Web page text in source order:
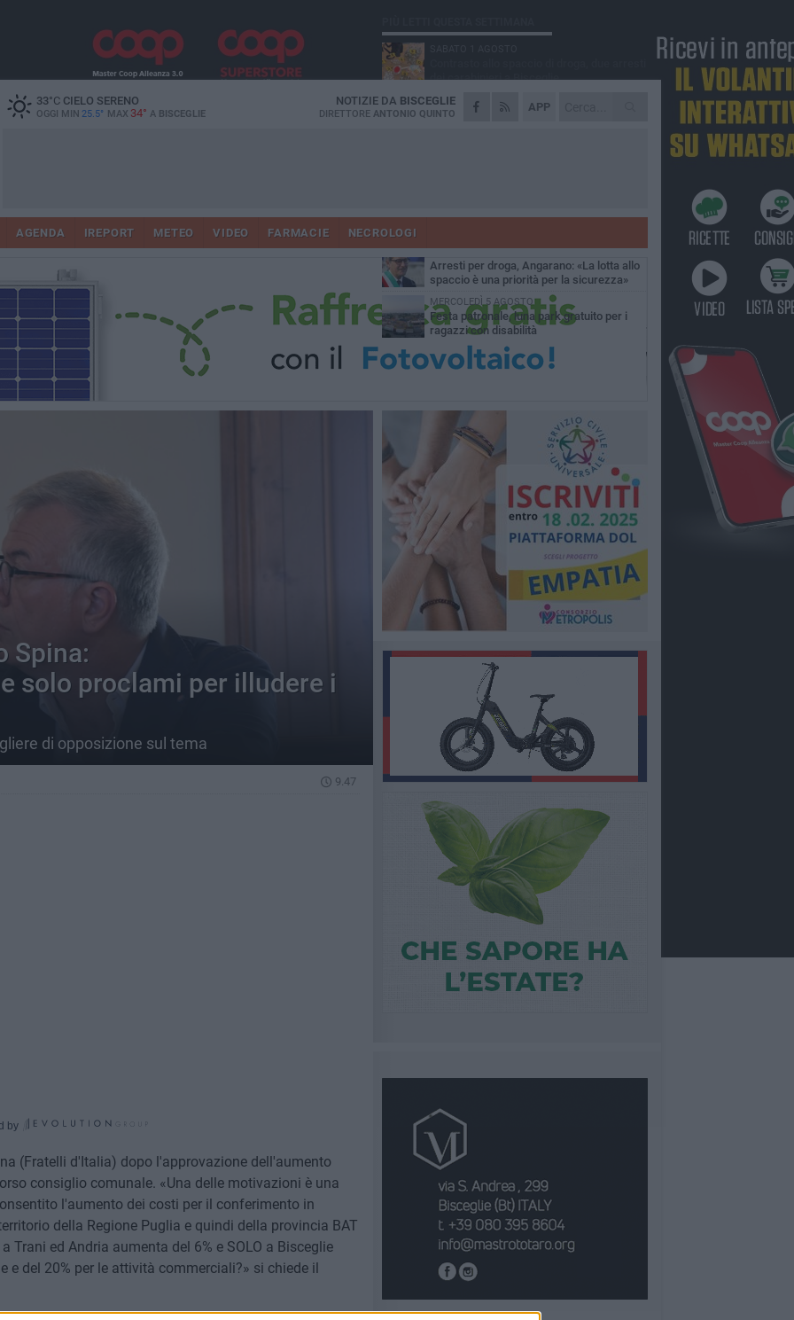
33°CCIELO SERENO
OGGI MIN 25.5° MAX 34° A BISCEGLIE
APP
NOTIZIE DA BISCEGLIE
DIRETTORE ANTONIO QUINTO
AGENDA IREPORT METEO VIDEO FARMACIE NECROLOGI
Spina:
solo proclami per illudere i
di opposizione sul tema
9.47
by
(Fratelli d'Italia) dopo l'approvazione dell'aumento
consiglio comunale. «Una delle motivazioni è una
l'aumento dei costi per il conferimento in
della Regione Puglia e quindi della provincia BAT
Trani ed Andria aumenta del 6% e SOLO a Bisceglie
e del 20% per le attività commerciali?» si chiede il
dei carabinieri a Bisceglie
MARTEDÌ 4 AGOSTO
Emergenza caldo, il Comune di Bisceglie
Due auto incendiate nella notte in via Dieta
SABATO 1 AGOSTO
Arresti per droga, Angarano: «La lotta allo
spaccio è una priorità per la sicurezza»
MERCOLEDÌ 5 AGOSTO
Festa patronale, luna park gratuito per i
ragazzi con disabilità